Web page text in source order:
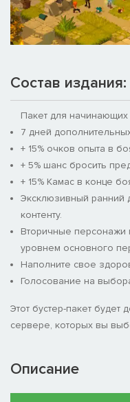
Состав издания:
Пакет для
7 дней
+ 15% очков опыта в
+ 5% шанс бросить
+ 15% Камас в конце
Эксклюзивный ранний
контенту.
Вторичные персонажи
уровнем основного
Наполните свое
Голосование на
Этот бустер-пакет будет
сервере, которых вы
Описание